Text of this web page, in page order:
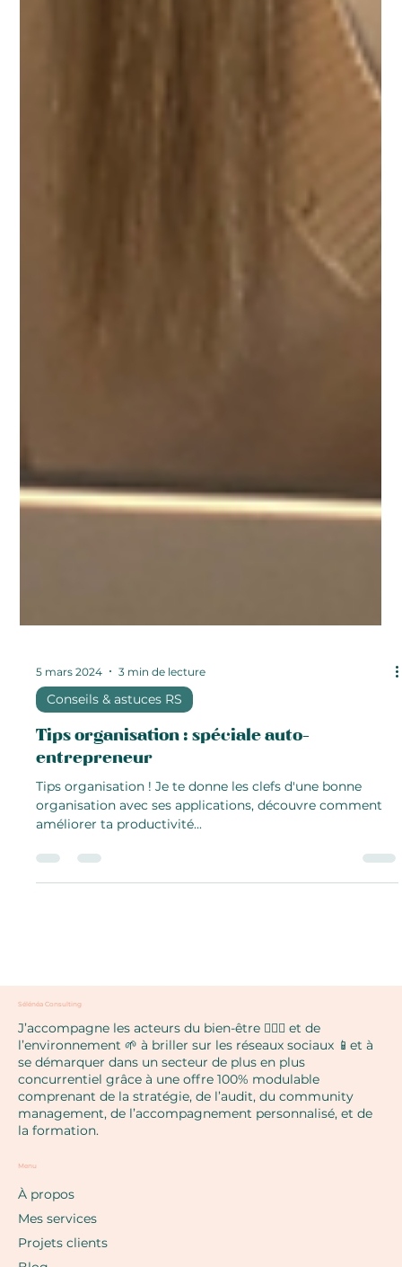
5 mars 2024 3 min de lecture
Conseils & astuces RS
Tips organisation : spéciale auto-
entrepreneur
Tips organisation ! Je te donne les clefs d'une bonne
améliorer ta productivité...
Sélénéa Consulting
J’accompagne les acteurs du bien-être 🧘🏼‍♀️ et de
l’environnement 🌱 à briller sur les réseaux sociaux 📱et à
se démarquer dans un secteur de plus en plus
comprenant de la stratégie, de l’audit, du community
la formation.
À propos